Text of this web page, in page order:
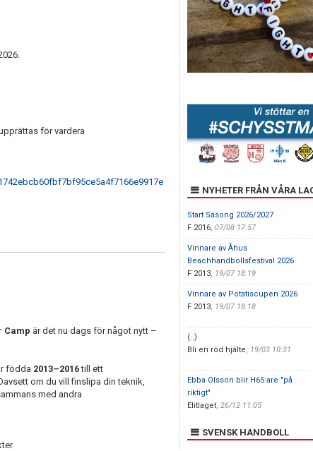
för vardera
Camp är det nu dags för något nytt –
födda 2013–2016till ett
om du vill finslipa din teknik,
med andra
NYHETER FRÅN VÅRA
Start Säsong 2026/2027
F 2016, 07/08 17:57
Vinnare av Åhus
Beachhandbollsfestival 2026
F 2013, 19/07 18:19
Vinnare av Potatiscupen 2026
F 2013, 19/07 18:18
(..)
Bli en röd hjälte, 19/03 10:31
Ebba Olsson blir H65:are "på
riktigt"
Elitlaget, 26/12 11:05
SVENSK HANDBOLL